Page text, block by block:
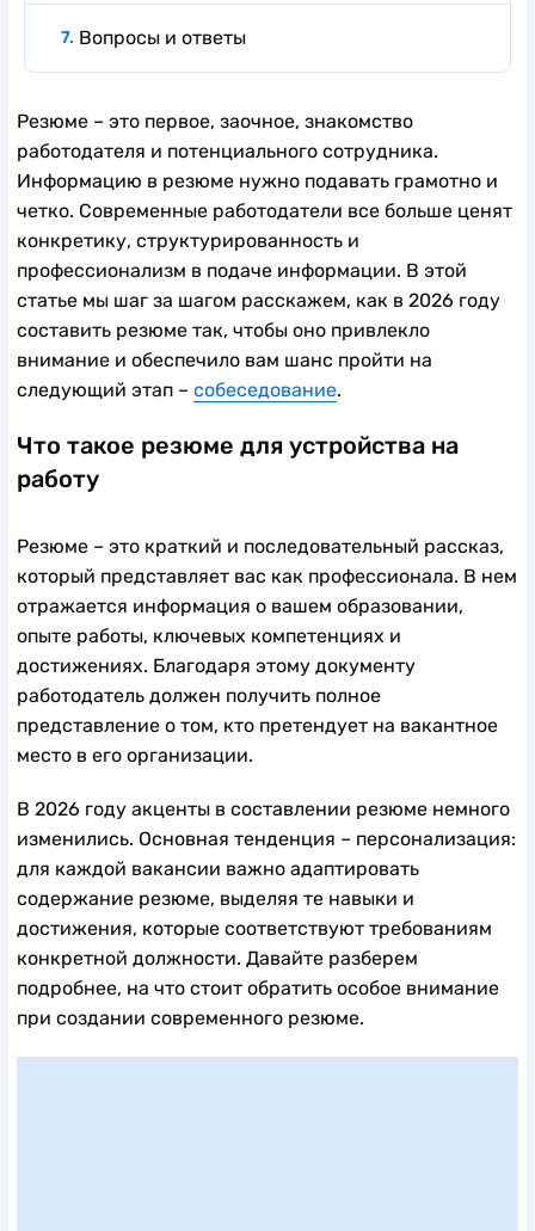
Вопросы и ответы
Резюме – это первое, заочное, знакомство
работодателя и потенциального сотрудника.
Информацию в резюме нужно подавать грамотно и
четко. Современные работодатели все больше ценят
конкретику, структурированность и
профессионализм в подаче информации. В этой
статье мы шаг за шагом расскажем, как в 2026 году
составить резюме так, чтобы оно привлекло
внимание и обеспечило вам шанс пройти на
следующий этап – собеседование.
Что такое резюме для устройства на
работу
Резюме – это краткий и последовательный рассказ,
который представляет вас как профессионала. В нем
отражается информация о вашем образовании,
опыте работы, ключевых компетенциях и
достижениях. Благодаря этому документу
работодатель должен получить полное
представление о том, кто претендует на вакантное
место в его организации.
В 2026 году акценты в составлении резюме немного
изменились. Основная тенденция – персонализация:
для каждой вакансии важно адаптировать
содержание резюме, выделяя те навыки и
достижения, которые соответствуют требованиям
конкретной должности. Давайте разберем
подробнее, на что стоит обратить особое внимание
при создании современного резюме.